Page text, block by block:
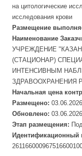
на цитологические
исследования крови
Размещение
Наименование
УЧРЕЖДЕНИЕ
(СТАЦИОНАР)
ИНТЕНСИВНЫМ
ЗДРАВООХРАНЕНИЯ
Начальная цена
Размещено: 03.06.2026
Обновлено: 03.06.2026
Этап размещения:
Идентификационный